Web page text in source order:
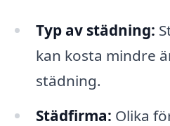
Typ av städning:
kan kosta mindre
städning.
Städfirma: Olika